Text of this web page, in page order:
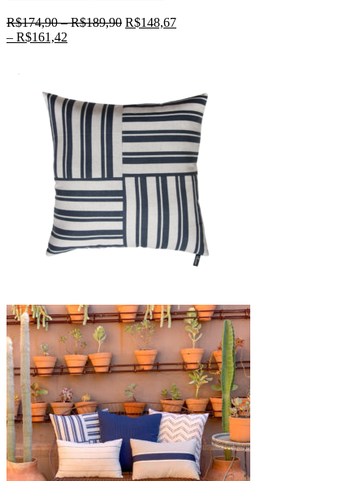
R$174,90–R$189,90 R$148,67
– R$161,42